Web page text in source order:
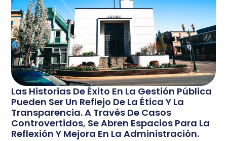
Las Historias De Éxito En La Gestión Pública
Pueden Ser Un Reflejo De La Ética Y La
Transparencia. A Través De Casos
Controvertidos, Se Abren Espacios Para La
Reflexión Y Mejora En La Administración.